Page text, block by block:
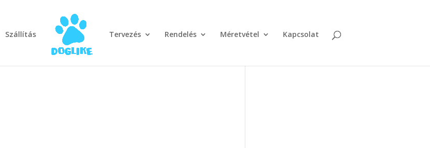
Szállítás Tervezés Rendelés Méretvétel Kapcsolat